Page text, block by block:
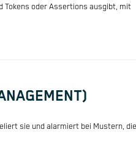
Tokens oder Assertions ausgibt, mit
sie und alarmiert bei Mustern, die